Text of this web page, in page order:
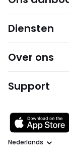
Diensten
Over ons
Support
Taal